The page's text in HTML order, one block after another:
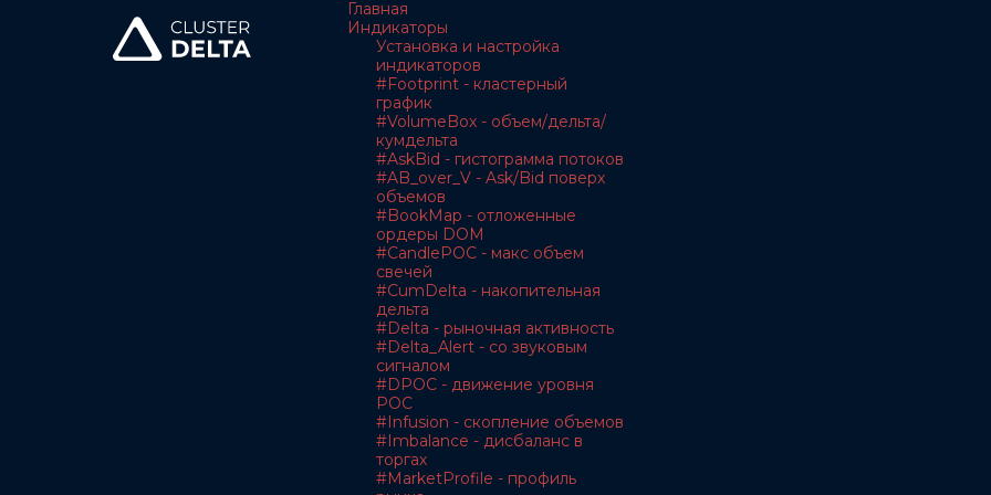
Главная
Индикаторы
Установка и настройка
индикаторов
#Footprint - кластерный
график
#VolumeBox - объем/дельта/
кумдельта
#AskBid - гистограмма потоков
#AB_over_V - Ask/Bid поверх
объемов
#BookMap - отложенные
ордеры DOM
#CandlePOC - макс объем
свечей
#CumDelta - накопительная
дельта
#Delta - рыночная активность
#Delta_Alert - со звуковым
сигналом
#DPOC - движение уровня
POC
#Infusion - скопление объемов
#Imbalance - дисбаланс в
торгах
#MarketProfile - профиль